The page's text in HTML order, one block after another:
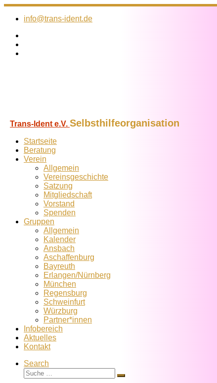
Zum
Inhalt
info@trans-ident.de
Trans-Ident e.V. Selbsthilfeorganisation
Startseite
Beratung
Verein
Allgemein
Vereins­geschichte
Satzung
Mitglied­schaft
Vorstand
Spenden
Gruppen
Allgemein
Kalender
Ansbach
Aschaffenburg
Bayreuth
Erlangen/Nürnberg
München
Regensburg
Schweinfurt
Würzburg
Partner*innen
Infobereich
Aktuelles
Kontakt
Search
Suche
Suche